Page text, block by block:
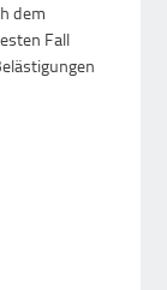
dem
Fall